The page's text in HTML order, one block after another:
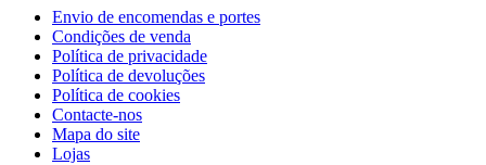
Envio de encomendas e portes
Condições de venda
Política de privacidade
Política de devoluções
Política de cookies
Contacte-nos
Mapa do site
Lojas